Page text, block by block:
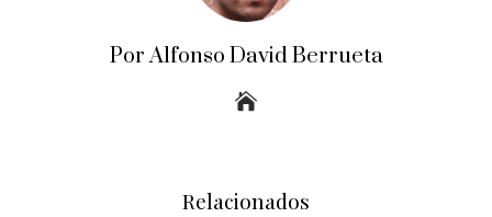
Por Alfonso David Berrueta
Relacionados